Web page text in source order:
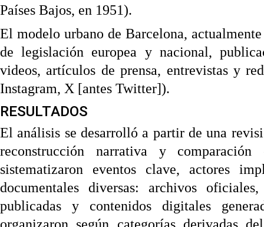
Países Bajos, en 1951).
El modelo urbano de Barcelona,
de legislación europea y nacional,
videos, artículos de prensa, entrevistas y
Instagram, X [antes Twitter]).
RESULTADOS
El análisis se desarrolló a partir de una
reconstrucción narrativa y comparación
sistematizaron eventos clave, actores
documentales diversas: archivos
publicadas y contenidos digitales
organizaron según categorías